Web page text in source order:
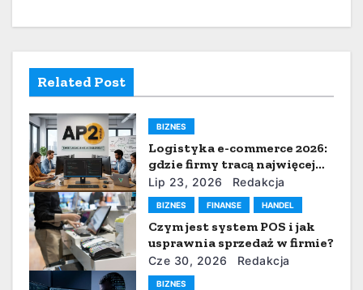
a
w
p
i
s
u
Related Post
BIZNES
Logistyka e-commerce 2026:
gdzie firmy tracą najwięcej
czasu i pieniędzy
Lip 23, 2026 Redakcja
BIZNES FINANSE HANDEL
Czym jest system POS i jak
usprawnia sprzedaż w firmie?
Cze 30, 2026 Redakcja
BIZNES